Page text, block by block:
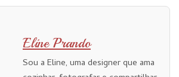
Eline Prando
Sou a Eline, uma designer que ama